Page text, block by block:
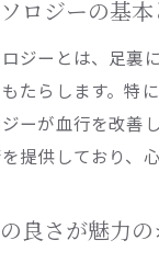
ロジーの基
ジーとは、足裏
たらします。特
ーが血行を改善
提供しており、
良さが魅力の